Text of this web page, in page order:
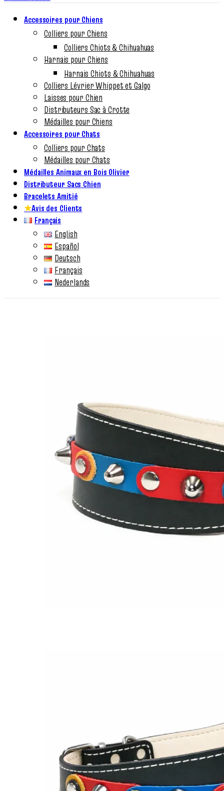
Accessoires pour Chiens
Colliers pour Chiens
Colliers Chiots & Chihuahuas
Harnais pour Chiens
Harnais Chiots & Chihuahuas
Colliers Lévrier Whippet et Galgo
Laisses pour Chien
Distributeurs Sac à Crotte
Médailles pour Chiens
Accessoires pour Chats
Colliers pour Chats
Médailles pour Chats
Médailles Animaux en Bois Olivier
Distributeur Sacs Chien
Bracelets Amitié
★Avis des Clients
Français
English
Español
Deutsch
Français
Nederlands